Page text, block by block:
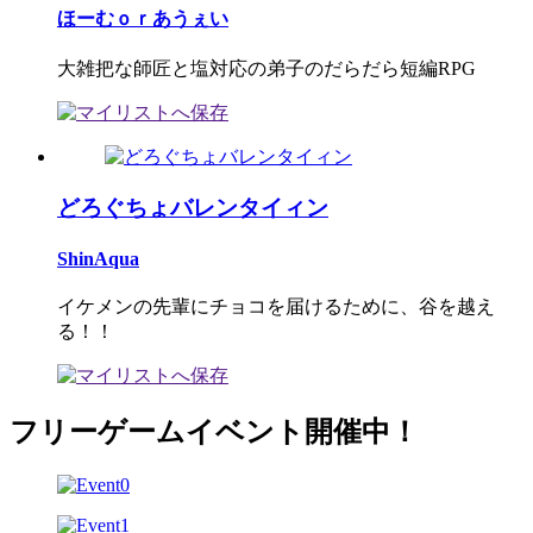
ほーむｏｒあうぇい
大雑把な師匠と塩対応の弟子のだらだら短編RPG
どろぐちょバレンタイィン
ShinAqua
イケメンの先輩にチョコを届けるために、谷を越え
る！！
フリーゲームイベント開催中！